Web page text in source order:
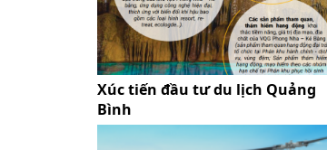
Xúc tiến đầu tư du lịch Quảng
Bình